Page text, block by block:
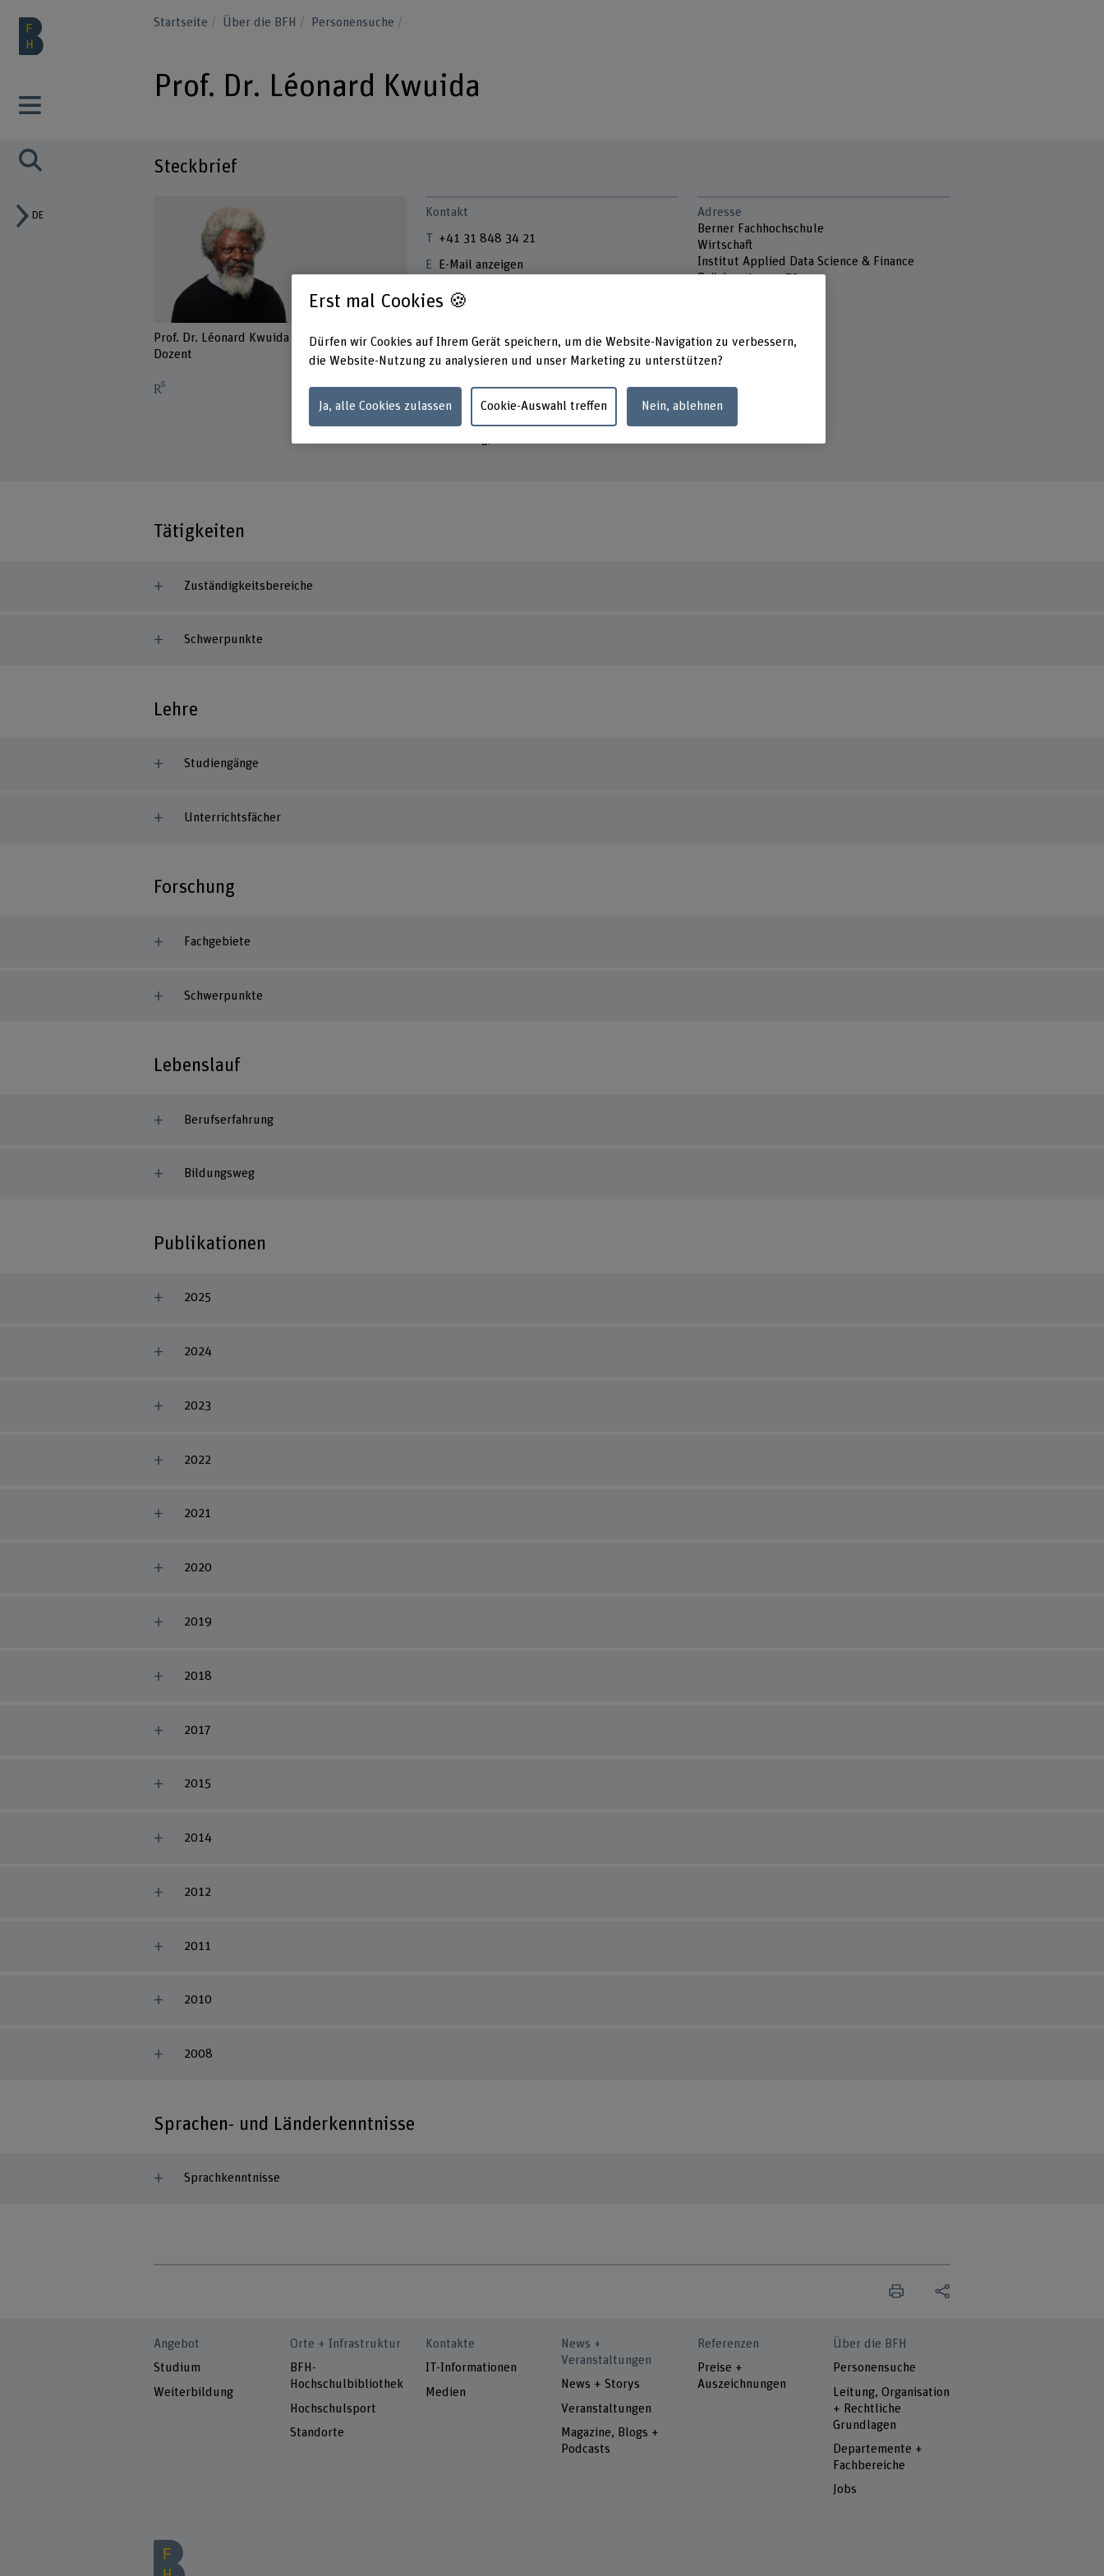
DE
Startseite Über die BFH Personensuche
Prof. Dr. Léonard Kwuida
Steckbrief
Prof. Dr. Léonard Kwuida
Dozent
Kontakt
+41 31 848 34 21
E-Mail anzeigen
www.bfh.ch/de/leonard-kwuida
Links
sites.google.com/view/kwuida/home
user=nO1I3s0AAAAJ&hl=en
Adresse
Berner Fachhochschule
Wirtschaft
Institut Applied Data Science & Finance
Brückenstrasse 73
Tätigkeiten
Zuständigkeitsbereiche
Schwerpunkte
Lehre
Studiengänge
Unterrichtsfächer
Forschung
Fachgebiete
Schwerpunkte
Lebenslauf
Berufserfahrung
Bildungsweg
Publikationen
2025
2024
2023
2022
2021
2020
2019
2018
2017
2015
2014
2012
2011
2010
2008
Sprachen- und Länderkenntnisse
Sprachkenntnisse
Angebot
Studium
Weiterbildung
Orte + Infrastruktur
BFH-
Hochschulbibliothek
Hochschulsport
Standorte
Kontakte
IT-Informationen
Medien
News +
Veranstaltungen
News + Storys
Veranstaltungen
Magazine, Blogs +
Podcasts
Referenzen
Preise +
Auszeichnungen
Über die BFH
Personensuche
Leitung, Organisation
+ Rechtliche
Grundlagen
Departemente +
Fachbereiche
Jobs
Erst mal Cookies 🍪
Dürfen wir Cookies auf Ihrem Gerät speichern, um die Website-Navigation zu verbessern,
die Website-Nutzung zu analysieren und unser Marketing zu unterstützen?
Ja, alle Cookies zulassen Cookie-Auswahl treffen Nein, ablehnen